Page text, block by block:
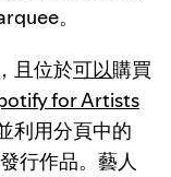
。
且位於可以購買
for Artists
利用分頁中的
行作品。藝人